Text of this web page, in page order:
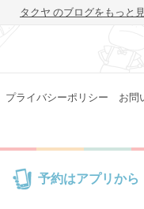
タクヤ のブログをもっと
プライバシーポリシー お問
予約はアプリから